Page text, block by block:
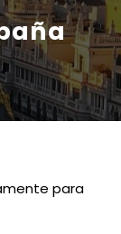
para